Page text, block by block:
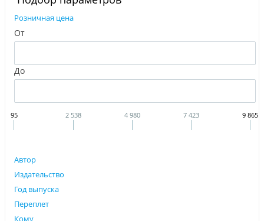
Розничная цена
От
До
95 2 538 4 980 7 423 9 865
Автор
Издательство
Год выпуска
Переплет